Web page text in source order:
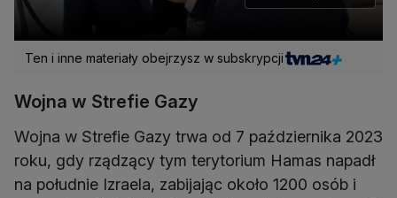
Ten i inne materiały obejrzysz w subskrypcji
Wojna w Strefie Gazy
Wojna w Strefie Gazy trwa od 7 października 2023
roku, gdy rządzący tym terytorium Hamas napadł
na południe Izraela, zabijając około 1200 osób i